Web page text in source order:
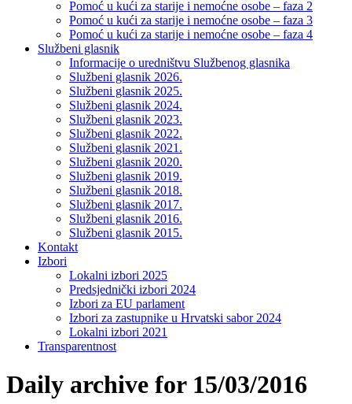
Pomoć u kući za starije i nemoćne osobe – faza 2
Pomoć u kući za starije i nemoćne osobe – faza 3
Pomoć u kući za starije i nemoćne osobe – faza 4
Službeni glasnik
Informacije o uredništvu Službenog glasnika
Službeni glasnik 2026.
Službeni glasnik 2025.
Službeni glasnik 2024.
Službeni glasnik 2023.
Službeni glasnik 2022.
Službeni glasnik 2021.
Službeni glasnik 2020.
Službeni glasnik 2019.
Službeni glasnik 2018.
Službeni glasnik 2017.
Službeni glasnik 2016.
Službeni glasnik 2015.
Kontakt
Izbori
Lokalni izbori 2025
Predsjednički izbori 2024
Izbori za EU parlament
Izbori za zastupnike u Hrvatski sabor 2024
Lokalni izbori 2021
Transparentnost
Daily archive for 15/03/2016